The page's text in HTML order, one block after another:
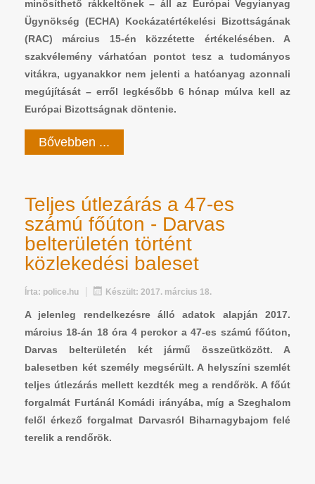
minősíthető rákkeltőnek – áll az Európai Vegyianyag
Ügynökség (ECHA) Kockázatértékelési Bizottságának
(RAC) március 15-én közzétette értékelésében. A
szakvélemény várhatóan pontot tesz a tudományos
vitákra, ugyanakkor nem jelenti a hatóanyag azonnali
megújítását – erről legkésőbb 6 hónap múlva kell az
Európai Bizottságnak döntenie.
Bővebben ...
Teljes útlezárás a 47-es
számú főúton - Darvas
belterületén történt
közlekedési baleset
Írta: police.hu Készült: 2017. március 18.
A jelenleg rendelkezésre álló adatok alapján 2017.
március 18-án 18 óra 4 perckor a 47-es számú főúton,
Darvas belterületén két jármű összeütközött. A
balesetben két személy megsérült. A helyszíni szemlét
teljes útlezárás mellett kezdték meg a rendőrök. A főút
forgalmát Furtánál Komádi irányába, míg a Szeghalom
felől érkező forgalmat Darvasról Biharnagybajom felé
terelik a rendőrök.